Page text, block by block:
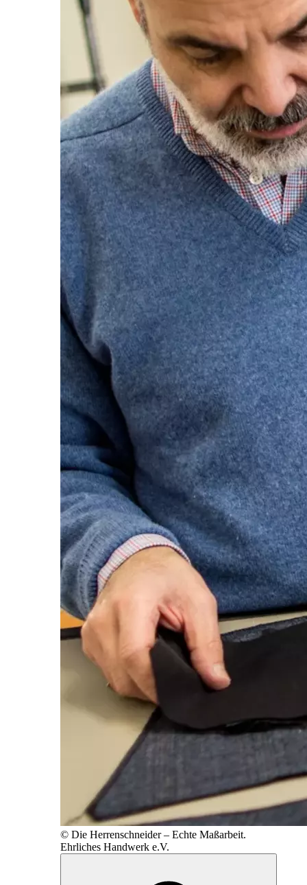
© Die Herrenschneider – Echte Maßarbeit.
Ehrliches Handwerk e.V.